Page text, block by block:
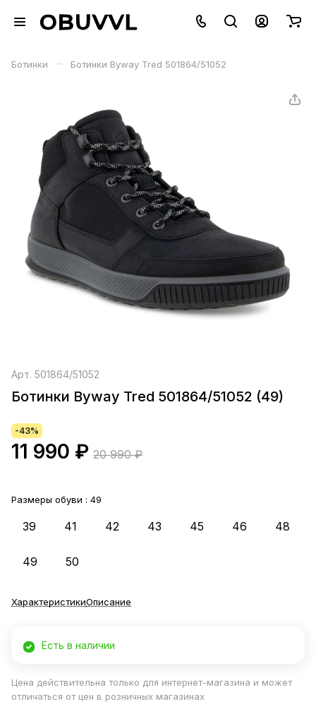
Ботинки – Ботинки Byway Tred 501864/51052
Арт. 501864/51052
Ботинки Byway Tred 501864/51052 (49)
-43%
11 990 ₽ 20 990 ₽
Размеры обуви : 49
39 41 42 43 45 46 48
49 50
ХарактеристикиОписание
Есть в наличии
Цена действительна только для интернет-магазина и может
отличаться от цен в розничных магазинах